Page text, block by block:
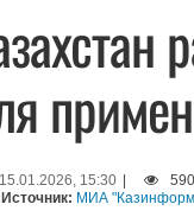
15.01.2026, 15:30 |
Источник: МИА